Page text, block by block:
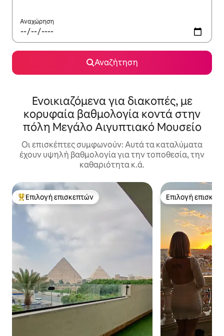
Αναχώρηση
Αναζήτηση
Ενοικιαζόμενα για διακοπές, με
κορυφαία βαθμολογία κοντά στην
πόλη Μεγάλο Αιγυπτιακό Μουσείο
Οι επισκέπτες συμφωνούν: Αυτά τα καταλύματα
έχουν υψηλή βαθμολογία για την τοποθεσία, την
καθαριότητα κ.ά.
Κορυφαία επιλογή επισκεπτών
Επιλογή επισκεπτών Επιλογή
Επιλογή